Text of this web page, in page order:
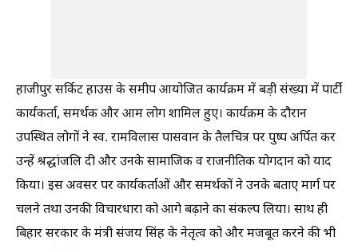
हाजीपुर सर्किट हाउस के समीप आयोजित कार्यक्रम में बड़ी संख्या में पार्टी
कार्यकर्ता, समर्थक और आम लोग शामिल हुए। कार्यक्रम के दौरान
उपस्थित लोगों ने स्व. रामविलास पासवान के तैलचित्र पर पुष्प अर्पित कर
उन्हें श्रद्धांजलि दी और उनके सामाजिक व राजनीतिक योगदान को याद
किया। इस अवसर पर कार्यकर्ताओं और समर्थकों ने उनके बताए मार्ग पर
चलने तथा उनकी विचारधारा को आगे बढ़ाने का संकल्प लिया। साथ ही
बिहार सरकार के मंत्री संजय सिंह के नेतृत्व को और मजबूत करने की भी